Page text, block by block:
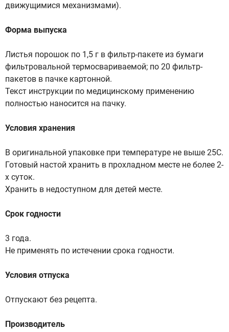
движущимися механизмами).
Форма выпуска
Листья порошок по 1,5 г в фильтр-пакете из бумаги
фильтровальной термосвариваемой; по 20 фильтр-
пакетов в пачке картонной.
Текст инструкции по медицинскому применению
полностью наносится на пачку.
Условия хранения
В оригинальной упаковке при температуре не выше 25С.
Готовый настой хранить в прохладном месте не более 2-
х суток.
Хранить в недоступном для детей месте.
Срок годности
3 года.
Не применять по истечении срока годности.
Условия отпуска
Отпускают без рецепта.
Производитель